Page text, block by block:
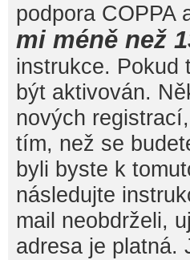
podpora COPPA
mi méně než
instrukce. Pokud
být aktivován.
nových
tím, než se
byli byste k
následujte
mail neobdrželi,
adresa je platná.